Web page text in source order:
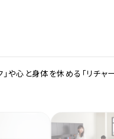
心と身体を休める「リチャ